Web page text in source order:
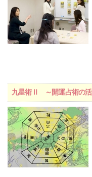
九星術Ⅱ ～開運占術の活